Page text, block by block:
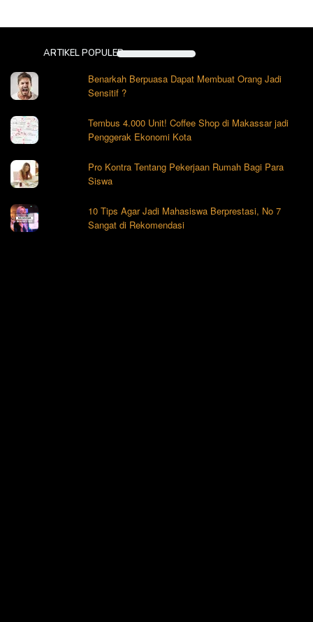
ARTIKEL POPULER
Benarkah Berpuasa Dapat Membuat Orang Jadi
Sensitif ?
Tembus 4.000 Unit! Coffee Shop di Makassar jadi
Penggerak Ekonomi Kota
Pro Kontra Tentang Pekerjaan Rumah Bagi Para
Siswa
10 Tips Agar Jadi Mahasiswa Berprestasi, No 7
Sangat di Rekomendasi